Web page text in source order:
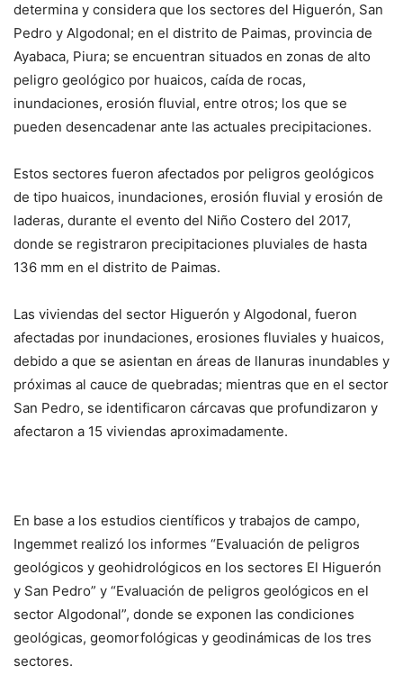
determina y considera que los sectores del Higuerón, San
Pedro y Algodonal; en el distrito de Paimas, provincia de
Ayabaca, Piura; se encuentran situados en zonas de alto
peligro geológico por huaicos, caída de rocas,
inundaciones, erosión fluvial, entre otros; los que se
pueden desencadenar ante las actuales precipitaciones.
Estos sectores fueron afectados por peligros geológicos
de tipo huaicos, inundaciones, erosión fluvial y erosión de
laderas, durante el evento del Niño Costero del 2017,
donde se registraron precipitaciones pluviales de hasta
136 mm en el distrito de Paimas.
Las viviendas del sector Higuerón y Algodonal, fueron
afectadas por inundaciones, erosiones fluviales y huaicos,
debido a que se asientan en áreas de llanuras inundables y
próximas al cauce de quebradas; mientras que en el sector
San Pedro, se identificaron cárcavas que profundizaron y
afectaron a 15 viviendas aproximadamente.
En base a los estudios científicos y trabajos de campo,
Ingemmet realizó los informes “Evaluación de peligros
geológicos y geohidrológicos en los sectores El Higuerón
y San Pedro” y “Evaluación de peligros geológicos en el
sector Algodonal”, donde se exponen las condiciones
geológicas, geomorfológicas y geodinámicas de los tres
sectores.